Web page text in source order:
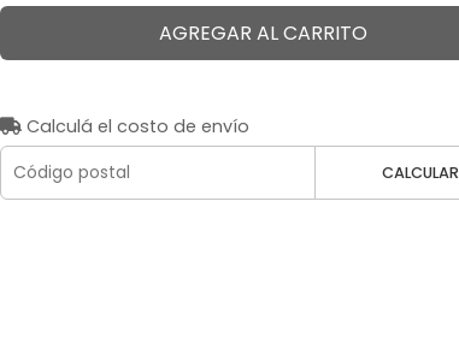
AGREGAR AL CARRITO
Calculá el costo de envío
CALCULAR